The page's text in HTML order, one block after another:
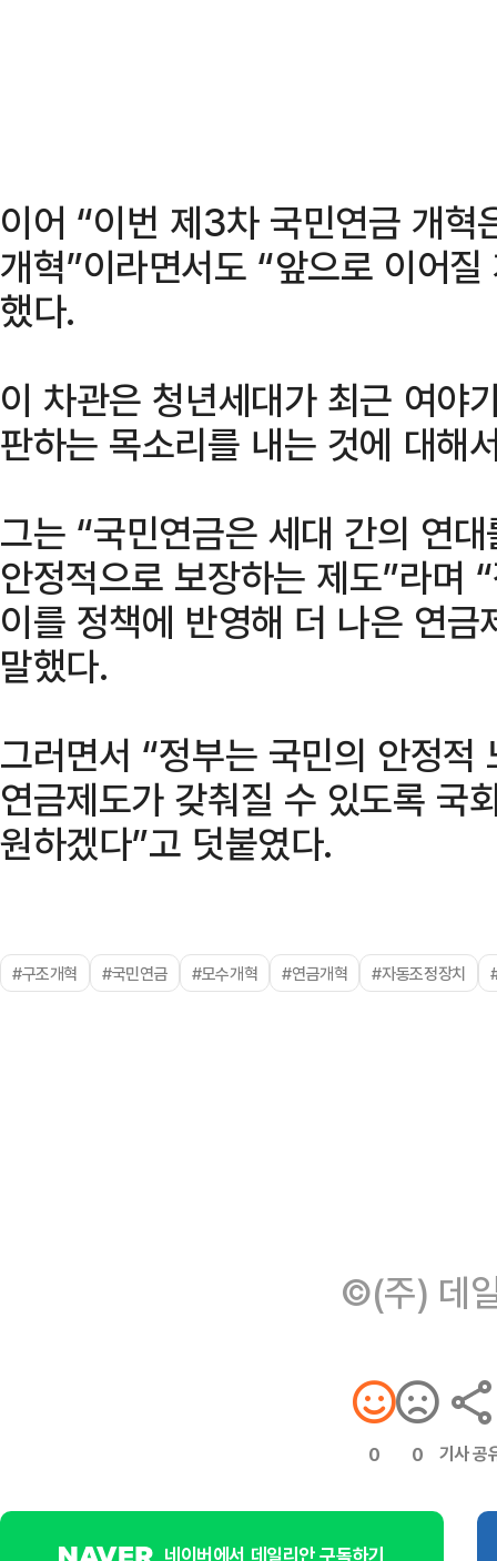
이어 “이번 제3차 국민연금 개혁
개혁”이라면서도 “앞으로 이어
했다.
이 차관은 청년세대가 최근 여야
판하는 목소리를 내는 것에 대해
그는 “국민연금은 세대 간의 연
안정적으로 보장하는 제도”라며
이를 정책에 반영해 더 나은 연
말했다.
그러면서 “정부는 국민의 안정
연금제도가 갖춰질 수 있도록 국
원하겠다”고 덧붙였다.
#구조개혁 #국민연금 #모수개혁 #연금개혁 #자동조정장치
©(주) 데
0 0 기사 공
네이버에서 데일리안 구독하기